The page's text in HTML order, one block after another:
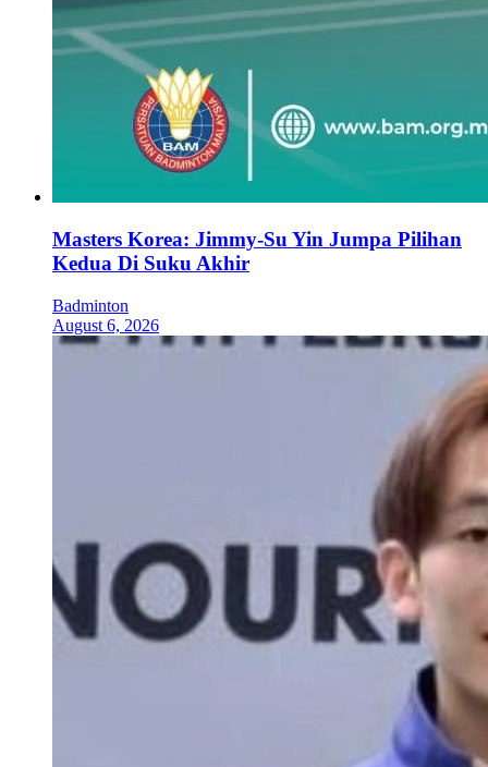
Masters Korea: Jimmy-Su Yin Jumpa Pilihan
Kedua Di Suku Akhir
Badminton
August 6, 2026